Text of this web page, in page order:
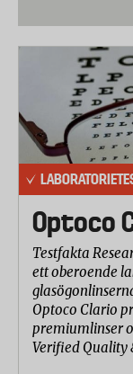
Optoco
Testfakta
ett oberoende
Optoco Clario
premiumlinser
Verified Quality